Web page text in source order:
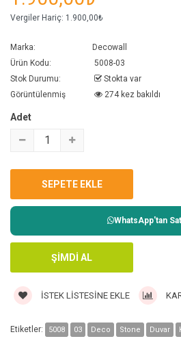
Vergiler Hariç: 1.900,00₺
Marka:
Decowall
Ürün Kodu:
5008-03
Stok Durumu:
Stokta var
Görüntülenmiş
274 kez bakıldı
Adet
WhatsApp'tan
İSTEK LISTESINE EKLE
Etiketler: 5008 03 Deco Stone Duvar